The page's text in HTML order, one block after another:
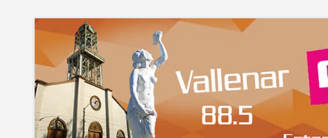
contenido